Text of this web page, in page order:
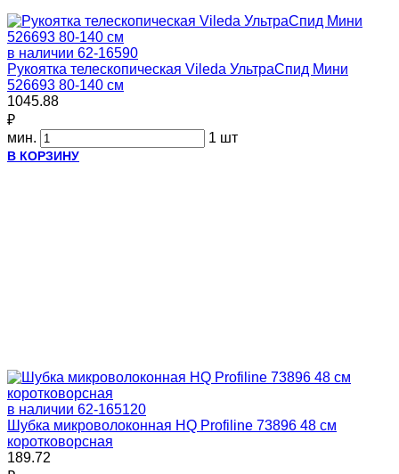
в наличии 62-16590
Рукоятка телескопическая Vileda УльтраСпид Мини
526693 80-140 см
1045.88
₽
мин.
1 шт
В КОРЗИНУ
в наличии 62-165120
Шубка микроволоконная HQ Profiline 73896 48 см
коротковорсная
189.72